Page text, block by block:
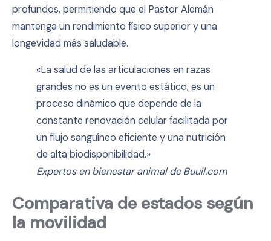
profundos, permitiendo que el Pastor Alemán
mantenga un rendimiento físico superior y una
longevidad más saludable.
«La salud de las articulaciones en razas
grandes no es un evento estático; es un
proceso dinámico que depende de la
constante renovación celular facilitada por
un flujo sanguíneo eficiente y una nutrición
de alta biodisponibilidad.»
Expertos en bienestar animal de Buuil.com
Comparativa de estados según
la movilidad